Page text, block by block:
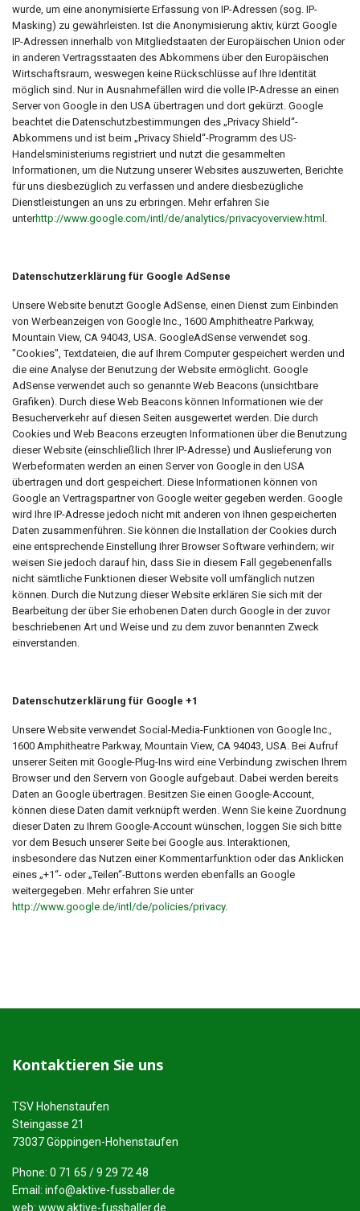
wurde, um eine anonymisierte Erfassung von IP-Adressen (sog. IP-
Masking) zu gewährleisten. Ist die Anonymisierung aktiv, kürzt Google
IP-Adressen innerhalb von Mitgliedstaaten der Europäischen Union oder
in anderen Vertragsstaaten des Abkommens über den Europäischen
Wirtschaftsraum, weswegen keine Rückschlüsse auf Ihre Identität
möglich sind. Nur in Ausnahmefällen wird die volle IP-Adresse an einen
Server von Google in den USA übertragen und dort gekürzt. Google
beachtet die Datenschutzbestimmungen des „Privacy Shield“-
Abkommens und ist beim „Privacy Shield“-Programm des US-
Handelsministeriums registriert und nutzt die gesammelten
Informationen, um die Nutzung unserer Websites auszuwerten, Berichte
für uns diesbezüglich zu verfassen und andere diesbezügliche
Dienstleistungen an uns zu erbringen. Mehr erfahren Sie
unterhttp://www.google.com/intl/de/analytics/privacyoverview.html .
Datenschutzerklärung für Google AdSense
Unsere Website benutzt Google AdSense, einen Dienst zum Einbinden
von Werbeanzeigen von Google Inc., 1600 Amphitheatre Parkway,
Mountain View, CA 94043, USA. GoogleAdSense verwendet sog.
"Cookies", Textdateien, die auf Ihrem Computer gespeichert werden und
die eine Analyse der Benutzung der Website ermöglicht. Google
AdSense verwendet auch so genannte Web Beacons (unsichtbare
Grafiken). Durch diese Web Beacons können Informationen wie der
Besucherverkehr auf diesen Seiten ausgewertet werden. Die durch
Cookies und Web Beacons erzeugten Informationen über die Benutzung
dieser Website (einschließlich Ihrer IP-Adresse) und Auslieferung von
Werbeformaten werden an einen Server von Google in den USA
übertragen und dort gespeichert. Diese Informationen können von
Google an Vertragspartner von Google weiter gegeben werden. Google
wird Ihre IP-Adresse jedoch nicht mit anderen von Ihnen gespeicherten
Daten zusammenführen. Sie können die Installation der Cookies durch
eine entsprechende Einstellung Ihrer Browser Software verhindern; wir
weisen Sie jedoch darauf hin, dass Sie in diesem Fall gegebenenfalls
nicht sämtliche Funktionen dieser Website voll umfänglich nutzen
können. Durch die Nutzung dieser Website erklären Sie sich mit der
Bearbeitung der über Sie erhobenen Daten durch Google in der zuvor
beschriebenen Art und Weise und zu dem zuvor benannten Zweck
einverstanden.
Datenschutzerklärung für Google +1
Unsere Website verwendet Social-Media-Funktionen von Google Inc.,
1600 Amphitheatre Parkway, Mountain View, CA 94043, USA. Bei Aufruf
unserer Seiten mit Google-Plug-Ins wird eine Verbindung zwischen Ihrem
Browser und den Servern von Google aufgebaut. Dabei werden bereits
Daten an Google übertragen. Besitzen Sie einen Google-Account,
können diese Daten damit verknüpft werden. Wenn Sie keine Zuordnung
dieser Daten zu Ihrem Google-Account wünschen, loggen Sie sich bitte
vor dem Besuch unserer Seite bei Google aus. Interaktionen,
insbesondere das Nutzen einer Kommentarfunktion oder das Anklicken
eines „+1“- oder „Teilen“-Buttons werden ebenfalls an Google
weitergegeben. Mehr erfahren Sie unter
http://www.google.de/intl/de/policies/privacy.
Kontaktieren Sie uns
TSV Hohenstaufen
Steingasse 21
73037 Göppingen-Hohenstaufen
Phone: 0 71 65 / 9 29 72 48
Email: info@aktive-fussballer.de
web: www.aktive-fussballer.de